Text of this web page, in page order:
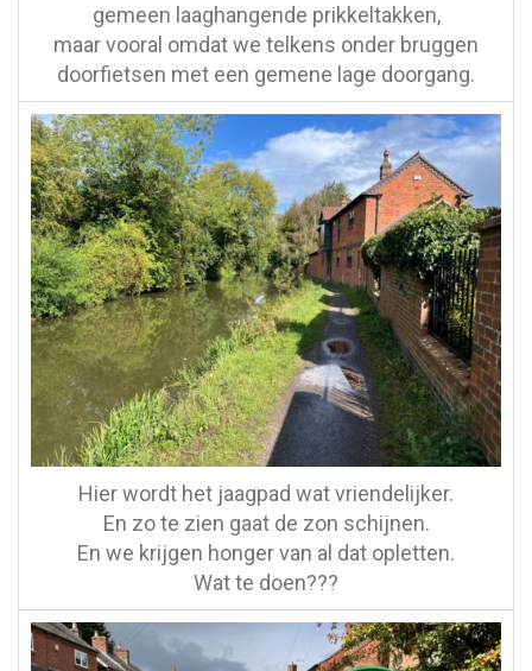
gemeen laaghangende prikkeltakken,
maar vooral omdat we telkens onder bruggen
doorfietsen met een gemene lage doorgang.
Hier wordt het jaagpad wat vriendelijker.
En zo te zien gaat de zon schijnen.
En we krijgen honger van al dat opletten.
Wat te doen???